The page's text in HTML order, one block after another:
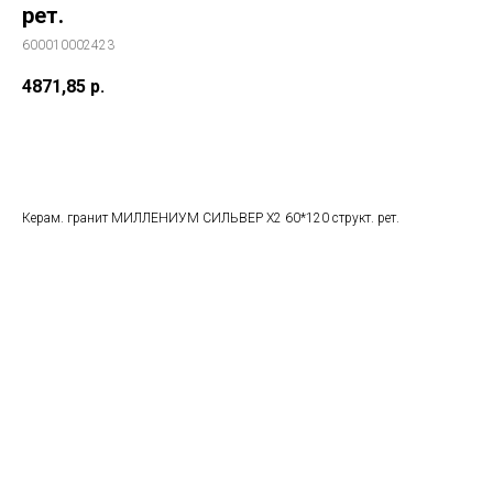
рет.
600010002423
4871,85 р.
Керам. гранит МИЛЛЕНИУМ СИЛЬВЕР Х2 60*120 структ. рет.